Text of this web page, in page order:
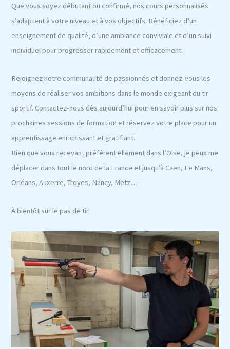
Que vous soyez débutant ou confirmé, nos cours personnalisés
s’adaptent à votre niveau et à vos objectifs. Bénéficiez d’un
enseignement de qualité, d’une ambiance conviviale et d’un suivi
individuel pour progresser rapidement et efficacement.
Rejoignez notre communauté de passionnés et donnez-vous les
moyens de réaliser vos ambitions dans le monde exigeant du tir
sportif. Contactez-nous dès aujourd’hui pour en savoir plus sur nos
prochaines sessions de formation et réservez votre place pour un
apprentissage enrichissant et gratifiant.
Bien que vous recevant préférentiellement dans l’Oise, je peux me
déplacer dans tout le nord de la France et jusqu’à Caen, Le Mans,
Orléans, Auxerre, Troyes, Nancy, Metz…
À bientôt sur le pas de tir.